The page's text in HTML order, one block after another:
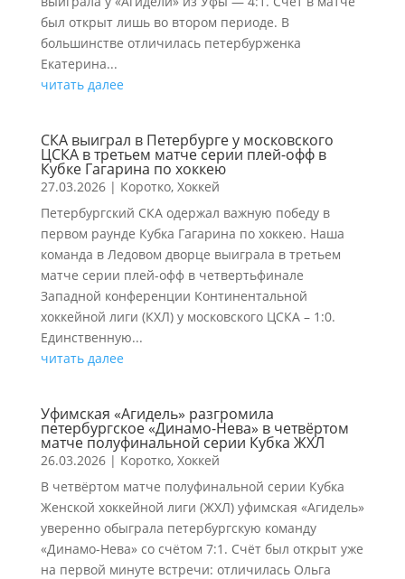
был открыт лишь во втором периоде. В
большинстве отличилась петербурженка
Екатерина...
читать далее
СКА выиграл в Петербурге у московского
ЦСКА в третьем матче серии плей-офф в
Кубке Гагарина по хоккею
27.03.2026| Коротко, Хоккей
Петербургский СКА одержал важную победу в
первом раунде Кубка Гагарина по хоккею. Наша
команда в Ледовом дворце выиграла в третьем
матче серии плей-офф в четвертьфинале
Западной конференции Континентальной
хоккейной лиги (КХЛ) у московского ЦСКА – 1:0.
Единственную...
читать далее
Уфимская «Агидель» разгромила
петербургское «Динамо-Нева» в четвёртом
матче полуфинальной серии Кубка ЖХЛ
26.03.2026| Коротко, Хоккей
В четвёртом матче полуфинальной серии Кубка
Женской хоккейной лиги (ЖХЛ) уфимская «Агидель»
уверенно обыграла петербургскую команду
«Динамо-Нева» со счётом 7:1. Счёт был открыт уже
на первой минуте встречи: отличилась Ольга